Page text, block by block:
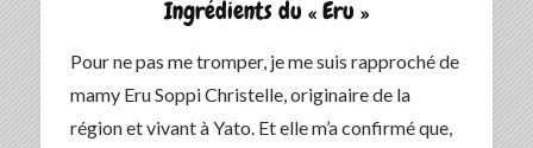
Ingrédients du « Eru »
Pour ne pas me tromper, je me suis rapproché de
mamy Eru Soppi Christelle, originaire de la
région et vivant à Yato. Et elle m’a confirmé que,